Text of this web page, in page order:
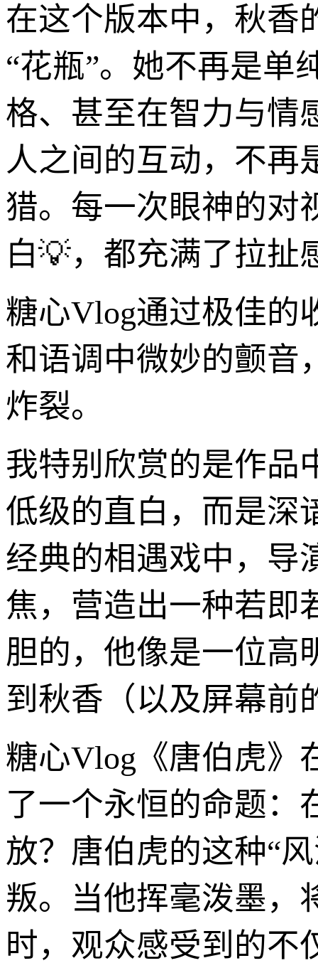
在这个版本中，秋香
“花瓶”。她不再是单
格、甚至在智力与情
人之间的互动，不再
猎。每一次眼神的对
白💡，都充满了拉扯
糖心Vlog通过极佳的
和语调中微妙的颤音
炸裂。
我特别欣赏的是作品
低级的直白，而是深
经典的相遇戏中，导
焦，营造出一种若即
胆的，他像是一位高
到秋香（以及屏幕前
糖心Vlog《唐伯虎》
了一个永恒的命题：
放？唐伯虎的这种“
叛。当他挥毫泼墨，
时，观众感受到的不